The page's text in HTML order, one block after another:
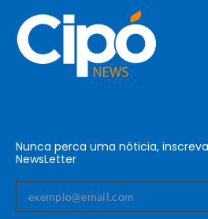
Nunca perca uma nóticia,
NewsLetter